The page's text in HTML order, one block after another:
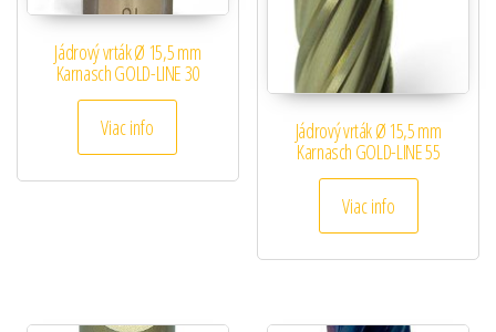
Jádrový vrták Ø 15,5 mm
Karnasch GOLD-LINE 30
Viac info Jádrový vrták Ø 15,5 mm
Karnasch GOLD-LINE 55
Viac info